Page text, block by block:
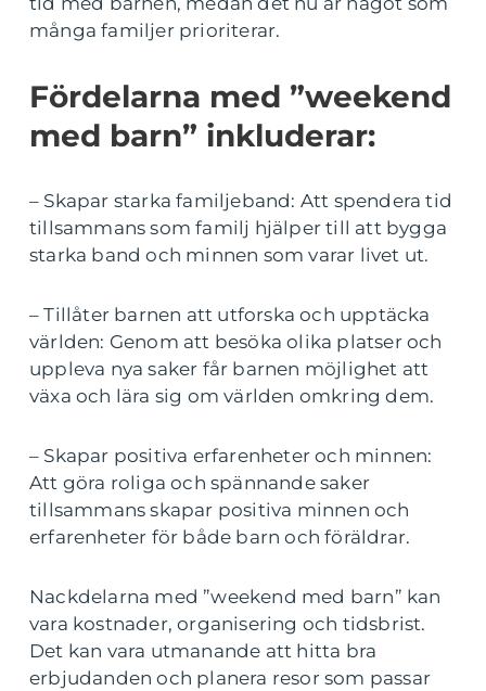
många familjer prioriterar.
Fördelarna med ”weekend
med barn” inkluderar:
– Skapar starka familjeband: Att spendera tid
tillsammans som familj hjälper till att bygga
starka band och minnen som varar livet ut.
– Tillåter barnen att utforska och upptäcka
världen: Genom att besöka olika platser och
uppleva nya saker får barnen möjlighet att
växa och lära sig om världen omkring dem.
– Skapar positiva erfarenheter och minnen:
Att göra roliga och spännande saker
tillsammans skapar positiva minnen och
erfarenheter för både barn och föräldrar.
Nackdelarna med ”weekend med barn” kan
vara kostnader, organisering och tidsbrist.
Det kan vara utmanande att hitta bra
erbjudanden och planera resor som passar